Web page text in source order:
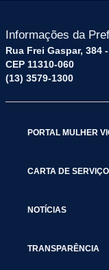
Informações da
Rua Frei Gaspar, 384
CEP 11310-060
(13) 3579-1300
PORTAL MULHER
CARTA DE
NOTÍCIAS
TRANSPARÊNCIA